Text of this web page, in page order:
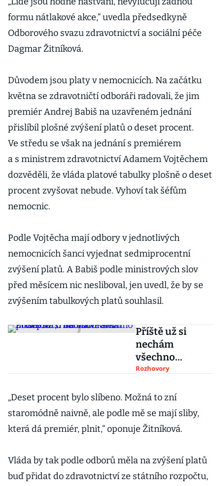
formu nátlakové akce,“ uvedla předsedkyně
Odborového svazu zdravotnictví a sociální péče
Dagmar Žitníková.
Důvodem jsou platy v nemocnicích. Na začátku
května se zdravotničtí odboráři radovali, že jim
premiér Andrej Babiš na uzavřeném jednání
přislíbil plošné zvýšení platů o deset procent.
Ve středu se však na jednání s premiérem
a s ministrem zdravotnictví Adamem Vojtěchem
dozvěděli, že vláda platové tabulky plošně o deset
procent zvyšovat nebude. Vyhoví tak šéfům
nemocnic.
Podle Vojtěcha mají odbory v jednotlivých
nemocnicích šanci vyjednat sedmiprocentní
zvýšení platů. A Babiš podle ministrových slov
před měsícem nic nesliboval, jen uvedl, že by se
zvýšením tabulkových platů souhlasil.
Příště už si
nechám
všechno
podepsat, říká
Žitníková o
Babišově slibu
Rozhovory
„Deset procent bylo slíbeno. Možná to zní
staromódně naivně, ale podle mě se mají sliby,
která dá premiér, plnit,“ oponuje Žitníková.
Vláda by tak podle odborů měla na zvýšení platů
buď přidat do zdravotnictví ze státního rozpočtu,